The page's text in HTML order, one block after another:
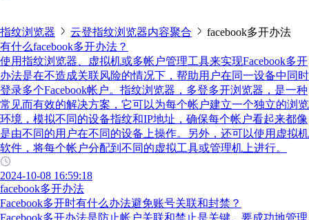
指纹浏览器 云登指纹浏览器内容聚合
facebook多开办法
有什么facebook多开办法？
使用指纹浏览器、虚拟机或多帐户管理工具来实现Facebook多开
办法是在不造成关联风险的情况下，帮助用户在同一设备中同时
登录多个Facebook帐户。指纹浏览器，多登多开浏览器，是一种
常见而有效的解决方案，它可以为每个帐户建立一个独立的浏览
环境，模拟不同的设备指纹和IP地址，确保每个帐户看起来都像
是由不同的用户在不同的设备上操作。另外，还可以使用虚拟机
软件，将每个帐户分配到不同的虚拟工具或管理机上进行。
2024-10-08 16:59:18
facebook多开办法
Facebook多开时有什么办法避免账号关联和封禁？
Facebook多开办法是防止帐户关联和禁止是关键。要成功地管理